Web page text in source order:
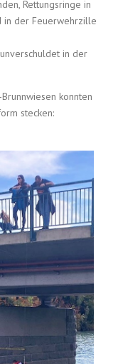
Rettungsringe in
in der Feuerwehrzille
in der
konnten
stecken: